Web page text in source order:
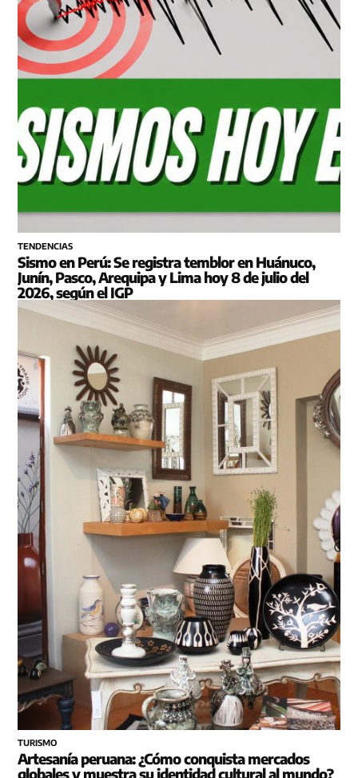
TENDENCIAS
Sismo en Perú: Se registra temblor en Huánuco,
Junín, Pasco, Arequipa y Lima hoy 8 de julio del
2026, según el IGP
TURISMO
Artesanía peruana: ¿Cómo conquista mercados
globales y muestra su identidad cultural al mundo?